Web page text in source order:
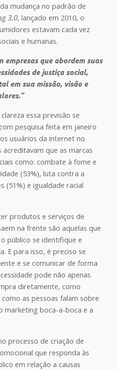
mudança no padrão de
3.0, lançado em 2010, o
estavam cada vez
e humanas.
empresas que abordem suas
de justiça social,
em sua missão, visão e
essa previsão se
pesquisa feita em janeiro
usuários da internet no
acreditavam que as marcas
como: combate à fome e
(53%), luta contra a
(51%) e igualdade racial
produtos e serviços de
na frente são aquelas que
público se identifique e
E para isso, é preciso se
e se comunicar de forma
pode não apenas
diretamente, como
as pessoas falam sobre
marketing boca-a-boca e a
processo de criação de
que responda às
em relação a causas